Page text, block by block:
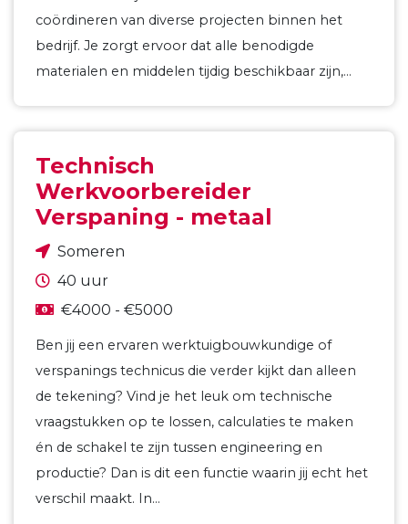
coördineren van diverse projecten binnen het
bedrijf. Je zorgt ervoor dat alle benodigde
materialen en middelen tijdig beschikbaar zijn,…
Technisch
Werkvoorbereider
Verspaning - metaal
Someren
40 uur
€4000 - €5000
Ben jij een ervaren werktuigbouwkundige of
verspanings technicus die verder kijkt dan alleen
de tekening? Vind je het leuk om technische
vraagstukken op te lossen, calculaties te maken
én de schakel te zijn tussen engineering en
productie? Dan is dit een functie waarin jij echt het
verschil maakt. In…